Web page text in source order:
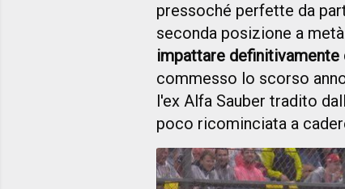
pressoché perfette da
seconda posizione a
impattare
commesso lo scorso
l'ex Alfa Sauber tradito
poco ricominciata a